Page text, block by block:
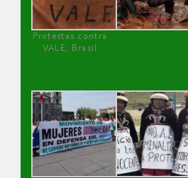
Protestas contra
VALE, Brasil